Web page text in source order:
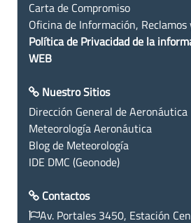
Carta de Compromiso
Oficina de Información,
Política de Privacidad de la
WEB
Nuestro Sitios
Dirección General de Aeronáutica
Meteorología Aeronáutica
Blog de Meteorología
IDE DMC (Geonode)
Contactos
Av. Portales 3450, Estación